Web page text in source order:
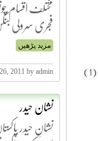
مختلف اقسام
فجری سرولی
مزید پڑھیں
2011 by admin
نشان حیدر
نشانِ حیدر
(1)